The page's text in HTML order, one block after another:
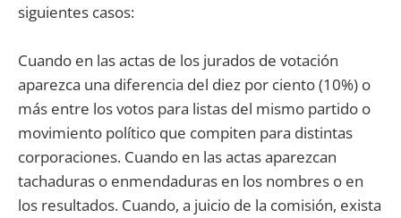
siguientes casos:
Cuando en las actas de los jurados de votación
aparezca una diferencia del diez por ciento (10%) o
más entre los votos para listas del mismo partido o
movimiento político que compiten para distintas
corporaciones. Cuando en las actas aparezcan
tachaduras o enmendaduras en los nombres o en
los resultados. Cuando, a juicio de la comisión, exista